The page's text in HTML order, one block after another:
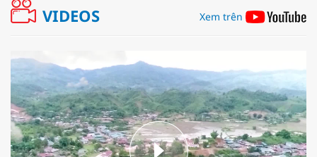
VIDEOS Xem trên